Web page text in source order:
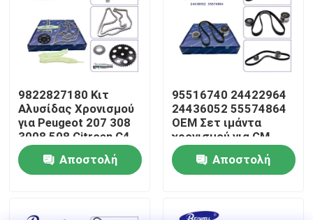
Έλεγχος Ποιότητας
Ειδήσεις
υποθέσεις
Ζητήστε μια προσφορά
9822827180 Κιτ
Αλυσίδας Χρονισμού
για Peugeot 207 308
3008 508 Citroen C4
C5
Αποστολή
95516740 24422964
24436052 55574864
OEM Σετ ιμάντα
χρονισμού για GM
Chevrolet Aveo Opel
Astra Vauxhall
Αποστολή